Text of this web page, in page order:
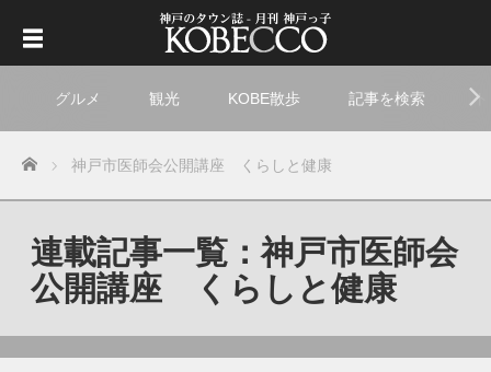
グルメ 観光 KOBE散歩 記事を検索
Home 神戸市医師会公開講座 くらしと健康
連載記事一覧：神戸市医師会
公開講座 くらしと健康